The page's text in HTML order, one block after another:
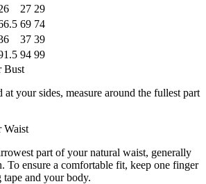
27 29
69 74
37 39
94 99
Bust
your sides, measure around the fullest part
Waist
part of your natural waist, generally
To ensure a comfortable fit, keep one finger
tape and your body.